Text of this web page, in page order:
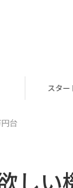
プ
台
しい